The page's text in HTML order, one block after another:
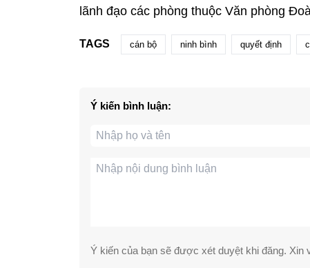
lãnh đạo các phòng thuộc Văn phòng
TAGS cán bộ ninh bình quyết định
Ý kiến bình luận:
Ý kiến của bạn sẽ được xét duyệt khi đăng. Xin